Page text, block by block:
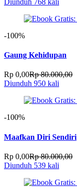
Diunduh 768 kali
-100%
Gaung Kehidupan
Rp 0,00Rp 80.000,00
Diunduh 950 kali
-100%
Maafkan Diri Sendiri
Rp 0,00Rp 80.000,00
Diunduh 539 kali